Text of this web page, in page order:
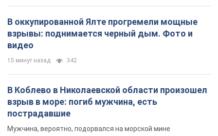
В оккупированной Ялте прогремели мощные
взрывы: поднимается черный дым. Фото и
видео
15 минут назад 342
В Коблево в Николаевской области произошел
взрыв в море: погиб мужчина, есть
пострадавшие
Мужчина, вероятно, подорвался на морской мине